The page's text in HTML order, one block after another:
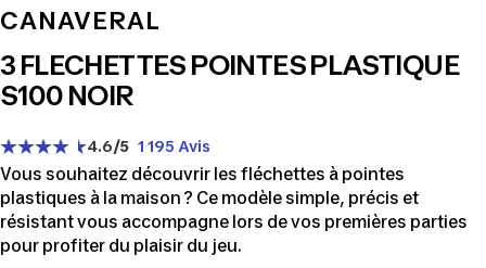
CANAVERAL
3 FLECHETTES POINTES PLASTIQUE
S100 NOIR
4.6/5 1 195 Avis
Vous souhaitez découvrir les fléchettes à pointes
plastiques à la maison ? Ce modèle simple, précis et
résistant vous accompagne lors de vos premières parties
pour profiter du plaisir du jeu.